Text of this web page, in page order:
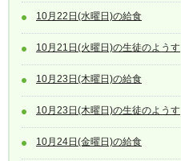
10月22日(水曜日)の給食
10月21日(火曜日)の生徒のようす
10月23日(木曜日)の給食
10月23日(木曜日)の生徒のようす
10月24日(金曜日)の給食